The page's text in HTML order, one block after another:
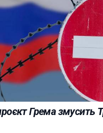
Грема змусить